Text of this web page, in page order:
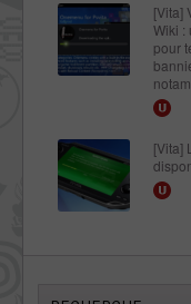
[Vita]
Wiki :
pour
[Vita]